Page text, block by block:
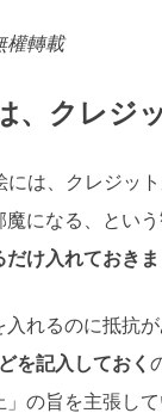
權轉載
、クレジ
には、クレジッ
魔になる、とい
だけ入れておき
入れるのに抵抗
を記入しておく
」の旨を主張し